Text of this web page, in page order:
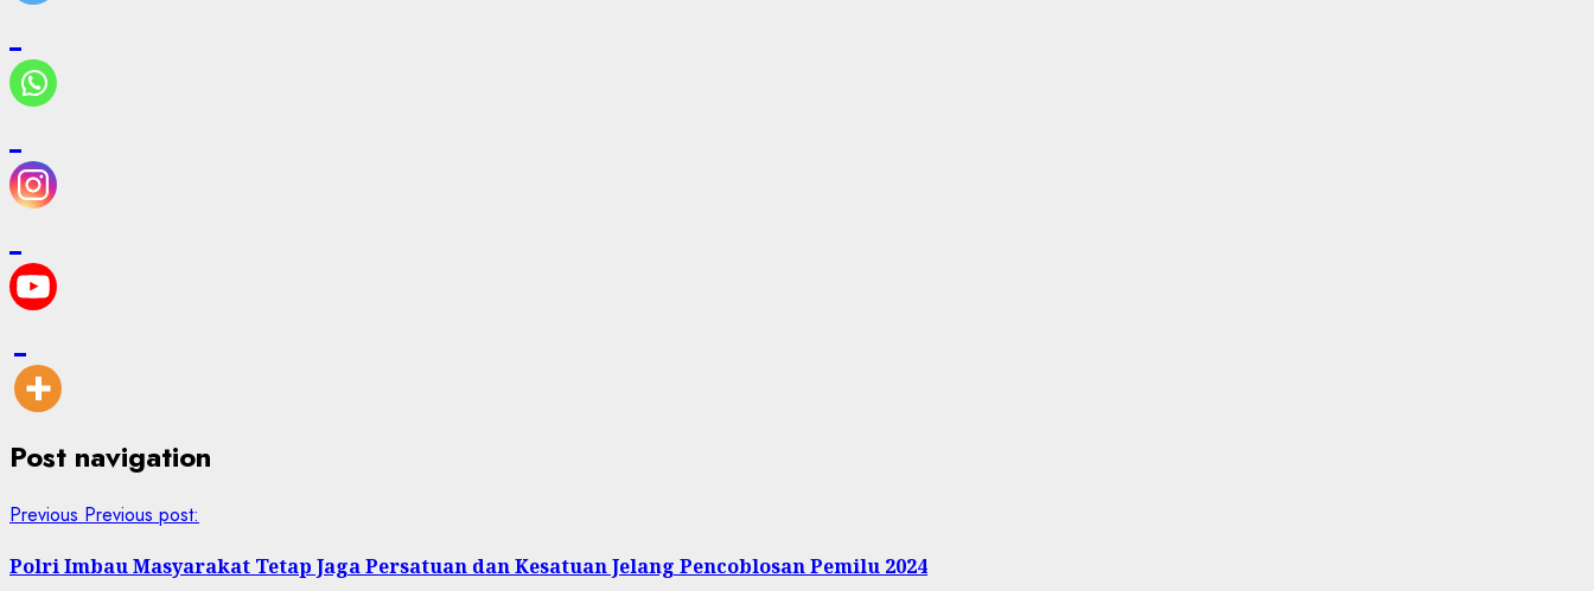
Post navigation
Previous Previous post:
Polri Imbau Masyarakat Tetap Jaga Persatuan dan Kesatuan Jelang Pencoblosan Pemilu 2024